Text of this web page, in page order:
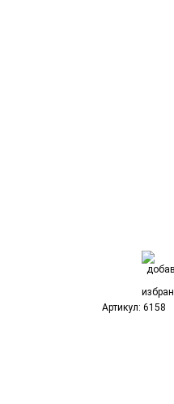
Артикул: 6158